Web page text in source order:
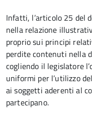
Infatti, l’articolo 25 del
nella relazione
proprio sui principi
perdite contenuti nella
cogliendo il legislatore
uniformi per l’utilizzo
ai soggetti aderenti al
partecipano.